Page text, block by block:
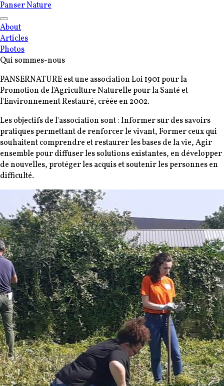
Panser Nature
About
Articles
Photos
Qui sommes-nous
PANSERNATURE est une association Loi 1901 pour la
Promotion de l'Agriculture Naturelle pour la Santé et
l'Environnement Restauré, créée en 2002.
Les objectifs de l'association sont : Informer sur des savoirs
pratiques permettant de renforcer le vivant, Former ceux qui
souhaitent comprendre et restaurer les bases de la vie, Agir
ensemble pour diffuser les solutions existantes, en développer
de nouvelles, protéger les acquis et soutenir les personnes en
difficulté.